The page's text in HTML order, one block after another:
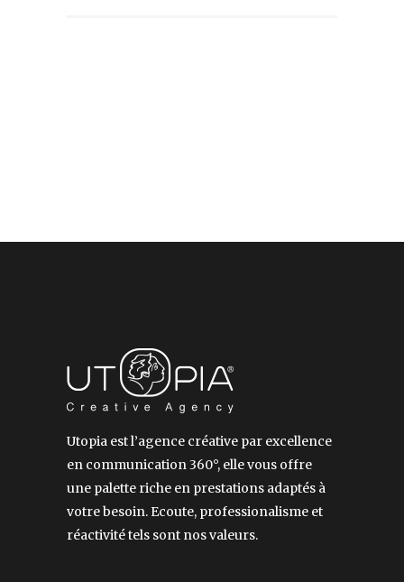
Utopia est l’agence créative par excellence
en communication 360°, elle vous offre
une palette riche en prestations adaptés à
votre besoin. Ecoute, professionalisme et
réactivité tels sont nos valeurs.